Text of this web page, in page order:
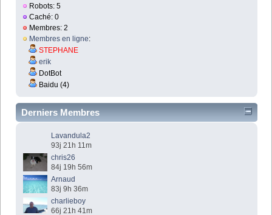
Robots: 5
Caché: 0
Membres: 2
Membres en ligne:
STEPHANE
erik
DotBot
Baidu (4)
Derniers Membres
Lavandula2
93j 21h 11m
chris26
84j 19h 56m
Arnaud
83j 9h 36m
charlieboy
66j 21h 41m